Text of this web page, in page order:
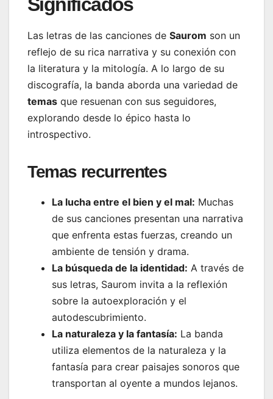
Las letras de las canciones de Saurom son un
reflejo de su rica narrativa y su conexión con
la literatura y la mitología. A lo largo de su
discografía, la banda aborda una variedad de
temas que resuenan con sus seguidores,
explorando desde lo épico hasta lo
introspectivo.
Temas recurrentes
La lucha entre el bien y el mal: Muchas
de sus canciones presentan una narrativa
que enfrenta estas fuerzas, creando un
ambiente de tensión y drama.
La búsqueda de la identidad: A través de
sus letras, Saurom invita a la reflexión
sobre la autoexploración y el
autodescubrimiento.
La naturaleza y la fantasía: La banda
utiliza elementos de la naturaleza y la
fantasía para crear paisajes sonoros que
transportan al oyente a mundos lejanos.